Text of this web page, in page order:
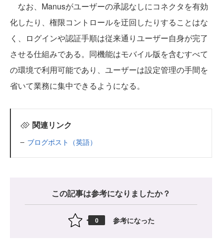
なお、Manusがユーザーの承認なしにコネクタを有効
化したり、権限コントロールを迂回したりすることはな
く、ログインや認証手順は従来通りユーザー自身が完了
させる仕組みである。同機能はモバイル版を含むすべて
の環境で利用可能であり、ユーザーは設定管理の手間を
省いて業務に集中できるようになる。
関連リンク
ブログポスト（英語）
この記事は参考になりましたか？
0 参考になった